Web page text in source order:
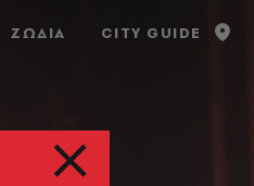
ΖΩΔΙΑ CITY GUIDE